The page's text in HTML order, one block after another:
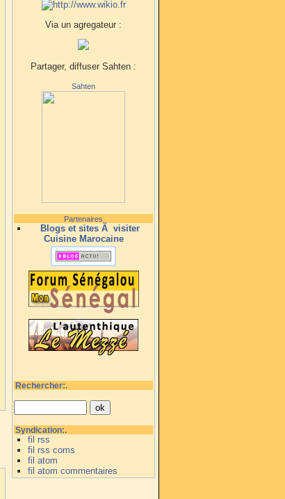
Via un agregateur :
Partager, diffuser Sahten :
Sahten
Partenaires
Blogs et sites Ã visiter
Cuisine Marocaine
Rechercher:.
Syndication:.
fil rss
fil rss coms
fil atom
fil atom commentaires